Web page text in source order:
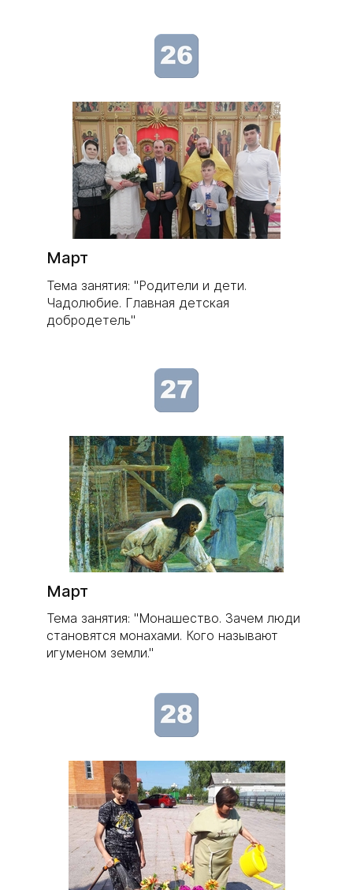
Март
Тема занятия: "Родители и дети.
Чадолюбие. Главная детская
добродетель"
Март
Тема занятия: "Монашество. Зачем люди
становятся монахами. Кого называют
игуменом земли."